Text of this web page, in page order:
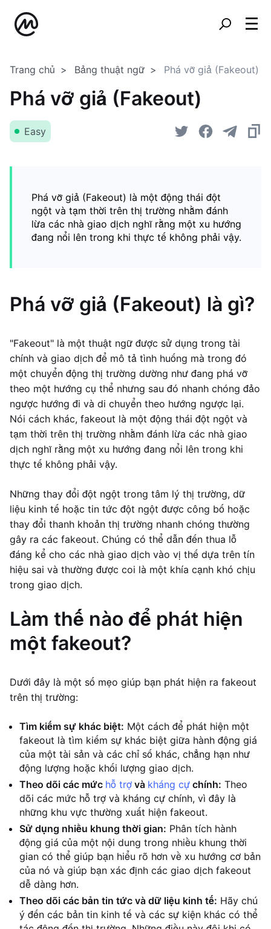
Trang chủ Bảng thuật ngữ Phá vỡ giả (Fakeout)
Phá vỡ giả (Fakeout)
Easy
Phá vỡ giả (Fakeout) là một động thái đột
ngột và tạm thời trên thị trường nhằm đánh
lừa các nhà giao dịch nghĩ rằng một xu hướng
đang nổi lên trong khi thực tế không phải vậy.
Phá vỡ giả (Fakeout) là gì?
"Fakeout" là một thuật ngữ được sử dụng trong tài
chính và giao dịch để mô tả tình huống mà trong đó
một chuyển động thị trường dường như đang phá vỡ
theo một hướng cụ thể nhưng sau đó nhanh chóng đảo
ngược hướng đi và di chuyển theo hướng ngược lại.
Nói cách khác, fakeout là một động thái đột ngột và
tạm thời trên thị trường nhằm đánh lừa các nhà giao
dịch nghĩ rằng một xu hướng đang nổi lên trong khi
thực tế không phải vậy.
Những thay đổi đột ngột trong tâm lý thị trường, dữ
liệu kinh tế hoặc tin tức đột ngột được công bố hoặc
thay đổi thanh khoản thị trường nhanh chóng thường
gây ra các fakeout. Chúng có thể dẫn đến thua lỗ
đáng kể cho các nhà giao dịch vào vị thế dựa trên tín
hiệu sai và thường được coi là một khía cạnh khó chịu
trong giao dịch.
Làm thế nào để phát hiện
một fakeout?
Dưới đây là một số mẹo giúp bạn phát hiện ra fakeout
trên thị trường:
Tìm kiếm sự khác biệt: Một cách để phát hiện một
fakeout là tìm kiếm sự khác biệt giữa hành động giá
của một tài sản và các chỉ số khác, chẳng hạn như
động lượng hoặc khối lượng giao dịch.
Theo dõi các mức hỗ trợ và kháng cự chính: Theo
dõi các mức hỗ trợ và kháng cự chính, vì đây là
những khu vực thường xuất hiện fakeout.
Sử dụng nhiều khung thời gian: Phân tích hành
động giá của một nội dung trong nhiều khung thời
gian có thể giúp bạn hiểu rõ hơn về xu hướng cơ bản
của nó và giúp bạn xác định các giao dịch fakeout
dễ dàng hơn.
Theo dõi các bản tin tức và dữ liệu kinh tế: Hãy chú
ý đến các bản tin kinh tế và các sự kiện khác có thể